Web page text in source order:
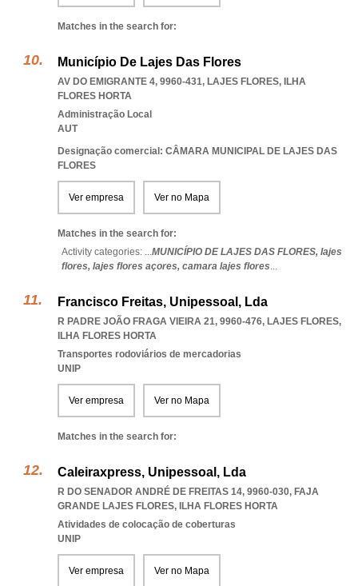
Matches in the search for:
Município De Lajes Das Flores
AV DO EMIGRANTE 4, 9960-431, LAJES FLORES, ILHA
FLORES HORTA
Administração Local
AUT
Designação comercial: CÂMARA MUNICIPAL DE LAJES DAS
FLORES
Ver empresa Ver no Mapa
Matches in the search for:
Activity categories: ...MUNICÍPIO DE LAJES DAS FLORES, lajes
flores, lajes flores açores, camara lajes flores...
Francisco Freitas, Unipessoal, Lda
R PADRE JOÃO FRAGA VIEIRA 21, 9960-476, LAJES FLORES,
ILHA FLORES HORTA
Transportes rodoviários de mercadorias
UNIP
Ver empresa Ver no Mapa
Matches in the search for:
Caleiraxpress, Unipessoal, Lda
R DO SENADOR ANDRÉ DE FREITAS 14, 9960-030, FAJA
GRANDE LAJES FLORES, ILHA FLORES HORTA
Atividades de colocação de coberturas
UNIP
Ver empresa Ver no Mapa